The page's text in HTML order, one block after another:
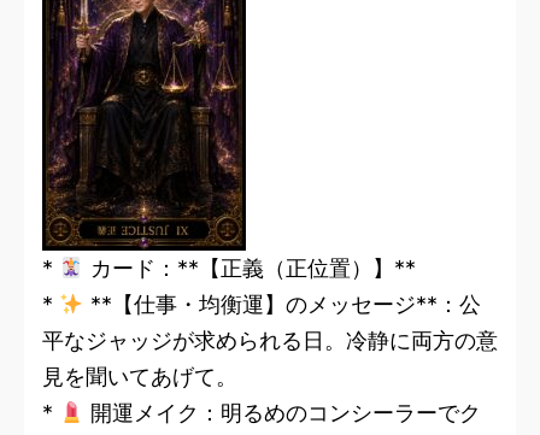
*
カード：**【正義（正位置）】**
*
**【仕事・均衡運】のメッセージ**：公
平なジャッジが求められる日。冷静に両方の意
見を聞いてあげて。
*
開運メイク：明るめのコンシーラーでク